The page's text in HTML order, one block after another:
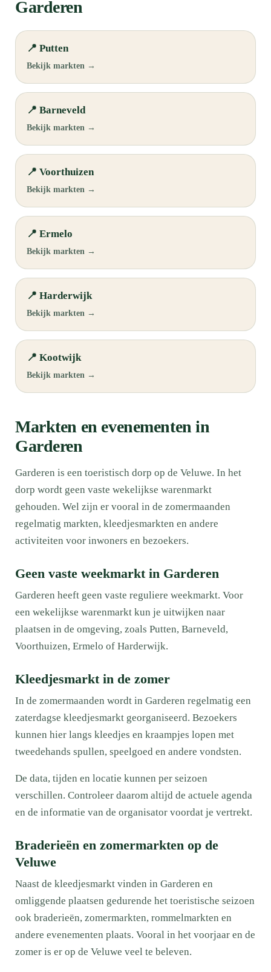
Garderen
📍 Putten
Bekijk markten →
📍 Barneveld
Bekijk markten →
📍 Voorthuizen
Bekijk markten →
📍 Ermelo
Bekijk markten →
📍 Harderwijk
Bekijk markten →
📍 Kootwijk
Bekijk markten →
Markten en evenementen in
Garderen
Garderen is een toeristisch dorp op de Veluwe. In het
dorp wordt geen vaste wekelijkse warenmarkt
gehouden. Wel zijn er vooral in de zomermaanden
regelmatig markten, kleedjesmarkten en andere
activiteiten voor inwoners en bezoekers.
Geen vaste weekmarkt in Garderen
Garderen heeft geen vaste reguliere weekmarkt. Voor
een wekelijkse warenmarkt kun je uitwijken naar
plaatsen in de omgeving, zoals Putten, Barneveld,
Voorthuizen, Ermelo of Harderwijk.
Kleedjesmarkt in de zomer
In de zomermaanden wordt in Garderen regelmatig een
zaterdagse kleedjesmarkt georganiseerd. Bezoekers
kunnen hier langs kleedjes en kraampjes lopen met
tweedehands spullen, speelgoed en andere vondsten.
De data, tijden en locatie kunnen per seizoen
verschillen. Controleer daarom altijd de actuele agenda
en de informatie van de organisator voordat je vertrekt.
Braderieën en zomermarkten op de
Veluwe
Naast de kleedjesmarkt vinden in Garderen en
omliggende plaatsen gedurende het toeristische seizoen
ook braderieën, zomermarkten, rommelmarkten en
andere evenementen plaats. Vooral in het voorjaar en de
zomer is er op de Veluwe veel te beleven.